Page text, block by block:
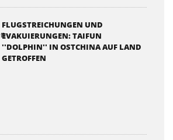
FLUGSTREICHUNGEN UND
EVAKUIERUNGEN: TAIFUN
''DOLPHIN'' IN OSTCHINA AUF LAND
GETROFFEN